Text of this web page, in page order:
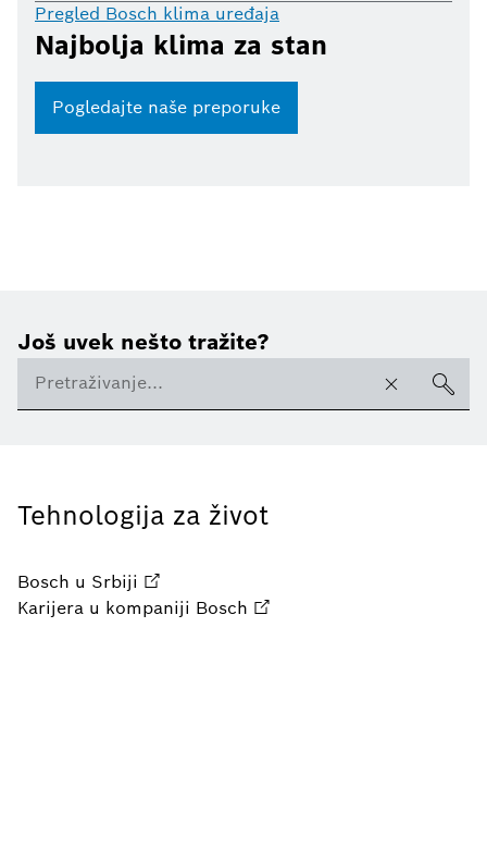
Pregled Bosch klima uređaja
Najbolja klima za stan
Pogledajte naše preporuke
Još uvek nešto tražite?
Tehnologija za život
Bosch u Srbiji
Karijera u kompaniji Bosch